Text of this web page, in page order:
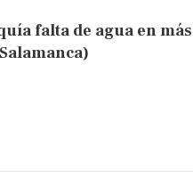
falta de agua en